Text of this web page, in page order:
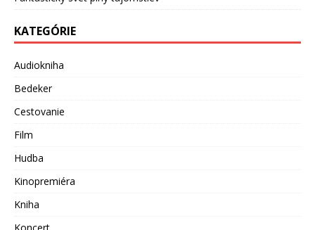
KATEGÓRIE
Audiokniha
Bedeker
Cestovanie
Film
Hudba
Kinopremiéra
Kniha
Koncert